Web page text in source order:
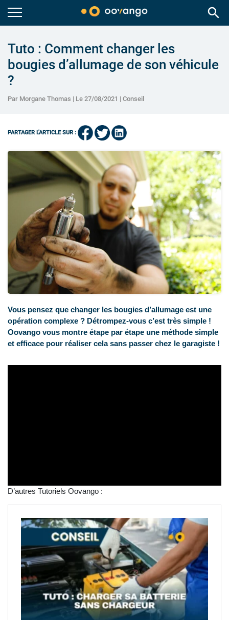
search
Tuto : Comment changer les
bougies d’allumage de son véhicule
?
Par Morgane Thomas | Le 27/08/2021 | Conseil
PARTAGER L'ARTICLE SUR :
Vous pensez que changer les bougies d’allumage est une
opération complexe ? Détrompez-vous c’est très simple !
Oovango vous montre étape par étape une méthode simple
et efficace pour réaliser cela sans passer chez le garagiste !
D’autres Tutoriels Oovango :